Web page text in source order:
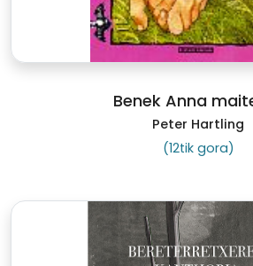
Benek Anna
Peter Hartling
(12tik gora)